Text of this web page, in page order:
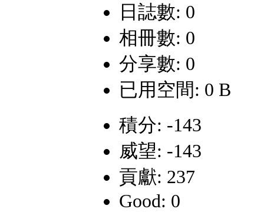
日誌數: 0
相冊數: 0
分享數: 0
已用空間: 0 B
積分: -143
威望: -143
貢獻: 237
Good: 0